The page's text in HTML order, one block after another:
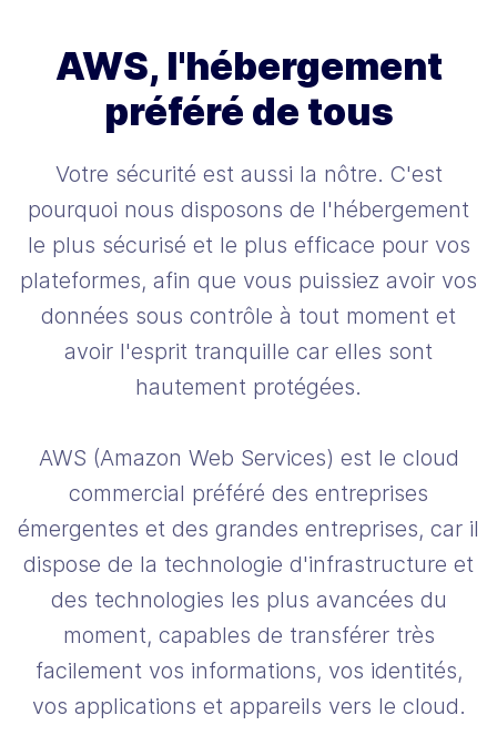
AWS, l'hébergement
préféré de tous
Votre sécurité est aussi la nôtre. C'est
pourquoi nous disposons de l'hébergement
le plus sécurisé et le plus efficace pour vos
plateformes, afin que vous puissiez avoir vos
données sous contrôle à tout moment et
avoir l'esprit tranquille car elles sont
hautement protégées.
AWS (Amazon Web Services) est le cloud
commercial préféré des entreprises
émergentes et des grandes entreprises, car il
dispose de la technologie d'infrastructure et
des technologies les plus avancées du
moment, capables de transférer très
facilement vos informations, vos identités,
vos applications et appareils vers le cloud.